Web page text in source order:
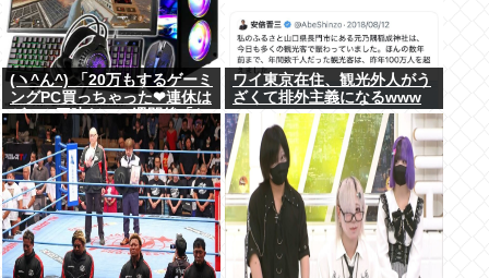
(ヽ^ん^) 「20万もするゲーミ
ングPC買っちゃった❤連休は
ゲーム三昧だ」一週間後「お
届け物でーす」（ヽ´ん`）
「そう…」
ワイ東京在住、観光外人がう
ざくて排外主義になるwww